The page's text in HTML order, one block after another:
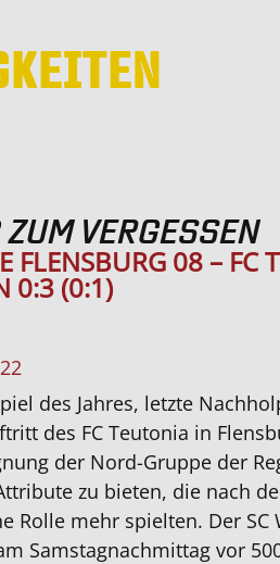
VERGESSEN
FLENSBURG 08 – FC
0:3 (0:1)
des Jahres, letzte
des FC Teutonia in
der Nord-Gruppe der
zu bieten, die nach
Rolle mehr spielten. Der SC
Samstagnachmittag vor